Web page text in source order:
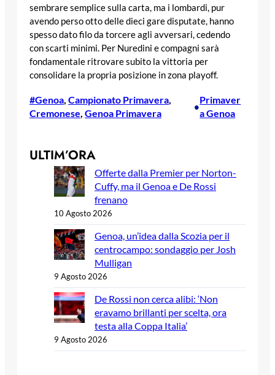
sembrare semplice sulla carta, ma i lombardi, pur
avendo perso otto delle dieci gare disputate, hanno
spesso dato filo da torcere agli avversari, cedendo
con scarti minimi. Per Nuredini e compagni sarà
fondamentale ritrovare subito la vittoria per
consolidare la propria posizione in zona playoff.
#Genoa, Campionato Primavera
Cremonese, Genoa Primavera
•
Primaver
a Genoa
ULTIM’ORA
Offerte dalla Premier per Norton-
Cuffy, ma il Genoa e De Rossi
frenano
10 Agosto 2026
Genoa, un’idea dalla Scozia per il
centrocampo: sondaggio per Josh
Mulligan
9 Agosto 2026
De Rossi non cerca alibi: ‘Non
eravamo brillanti per scelta, ora
testa alla Coppa Italia’
9 Agosto 2026